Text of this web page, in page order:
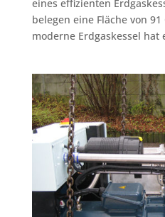
eines effizienten
belegen eine Fläche von
moderne Erdgaskessel hat